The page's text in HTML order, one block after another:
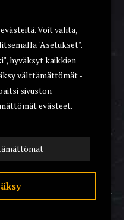
Voit valita,
"Asetukset".
hyväksyt kaikkien
välttämättömät -
sivuston
evästeet.